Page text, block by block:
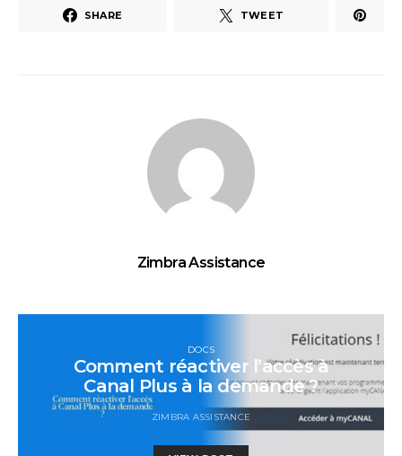
SHARE TWEET
Zimbra Assistance
DOCS
Comment réactiver l’accès à
Canal Plus à la demande ?
ZIMBRA ASSISTANCE